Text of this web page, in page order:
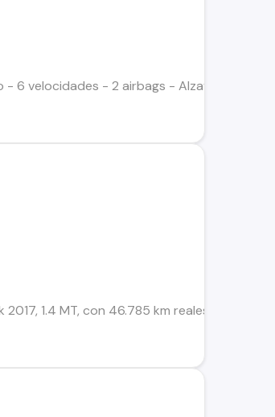
- 6 velocidades - 2 airbags - Alzavidrios
1.4 MT, con 46.785 km reales. Venta